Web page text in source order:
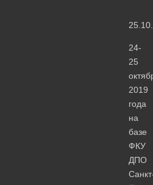
24-
25
2019
года
на
базе
ФКУ
ДПО